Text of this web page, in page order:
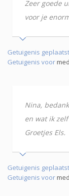
Zeer goede
voor je
Getuigenis
Getuigenis voor
Nina,
en wat ik
Groetjes Els.
Getuigenis
Getuigenis voor